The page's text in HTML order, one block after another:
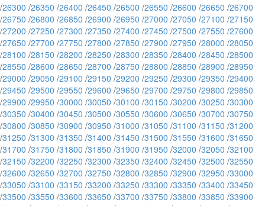
/26300 /26350 /26400 /26450 /26500 /26550 /26600 /26650 /26700
/26750 /26800 /26850 /26900 /26950 /27000 /27050 /27100 /27150
/27200 /27250 /27300 /27350 /27400 /27450 /27500 /27550 /27600
/27650 /27700 /27750 /27800 /27850 /27900 /27950 /28000 /28050
/28100 /28150 /28200 /28250 /28300 /28350 /28400 /28450 /28500
/28550 /28600 /28650 /28700 /28750 /28800 /28850 /28900 /28950
/29000 /29050 /29100 /29150 /29200 /29250 /29300 /29350 /29400
/29450 /29500 /29550 /29600 /29650 /29700 /29750 /29800 /29850
/29900 /29950 /30000 /30050 /30100 /30150 /30200 /30250 /30300
/30350 /30400 /30450 /30500 /30550 /30600 /30650 /30700 /30750
/30800 /30850 /30900 /30950 /31000 /31050 /31100 /31150 /31200
/31250 /31300 /31350 /31400 /31450 /31500 /31550 /31600 /31650
/31700 /31750 /31800 /31850 /31900 /31950 /32000 /32050 /32100
/32150 /32200 /32250 /32300 /32350 /32400 /32450 /32500 /32550
/32600 /32650 /32700 /32750 /32800 /32850 /32900 /32950 /33000
/33050 /33100 /33150 /33200 /33250 /33300 /33350 /33400 /33450
/33500 /33550 /33600 /33650 /33700 /33750 /33800 /33850 /33900